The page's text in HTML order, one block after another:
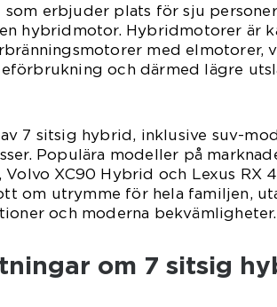
som erbjuder plats för sju
hybridmotor. Hybridmotorer är
med elmotorer,
och därmed lägre
7 sitsig hybrid, inklusive suv-
Populära modeller på
XC90 Hybrid och Lexus RX
om utrymme för hela familjen,
och moderna bekvämligheter.
om 7 sitsig